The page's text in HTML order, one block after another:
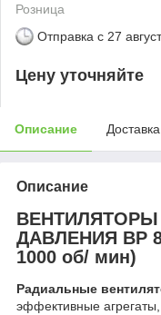
Розница
Отправка с 27
Цену уточняйте
Описание Доставка
Описание
ДАВЛЕНИЯ ВР
1000 об/ мин)
Радиальные
эффективные